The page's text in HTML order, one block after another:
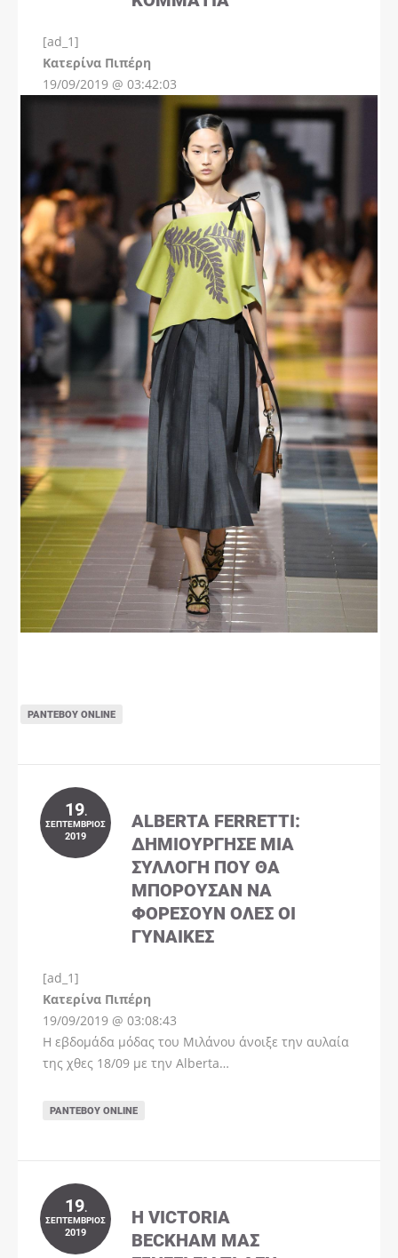
[ad_1]
Kατερίνα Πιπέρη
19/09/2019 @ 03:42:03
ΡΑΝΤΕΒΟΎ ONLINE
19.
ΣΕΠΤΈΜΒΡΙΟΣ
2019
ALBERTA FERRETTI:
ΔΗΜΙΟΎΡΓΗΣΕ ΜΊΑ
ΣΥΛΛΟΓΉ ΠΟΥ ΘΑ
ΜΠΟΡΟΎΣΑΝ ΝΑ
ΦΟΡΈΣΟΥΝ ΌΛΕΣ ΟΙ
ΓΥΝΑΊΚΕΣ
[ad_1]
Kατερίνα Πιπέρη
19/09/2019 @ 03:08:43
Η εβδομάδα μόδας του Μιλάνου άνοιξε την αυλαία
της χθες 18/09 με την Alberta…
ΡΑΝΤΕΒΟΎ ONLINE
19.
ΣΕΠΤΈΜΒΡΙΟΣ
2019
Η VICTORIA
BECKHAM ΜΑΣ